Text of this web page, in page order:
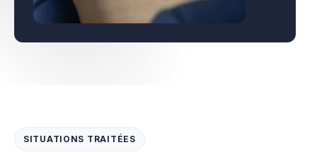
SITUATIONS TRAITÉES